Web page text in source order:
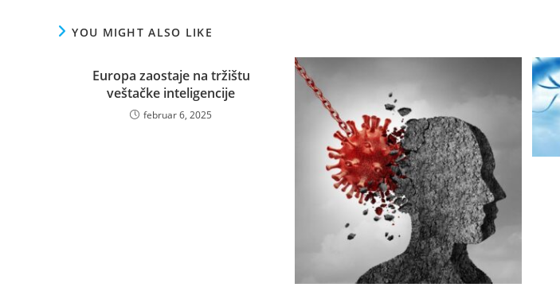
YOU MIGHT ALSO LIKE
Europa zaostaje na tržištu
veštačke inteligencije
februar 6, 2025